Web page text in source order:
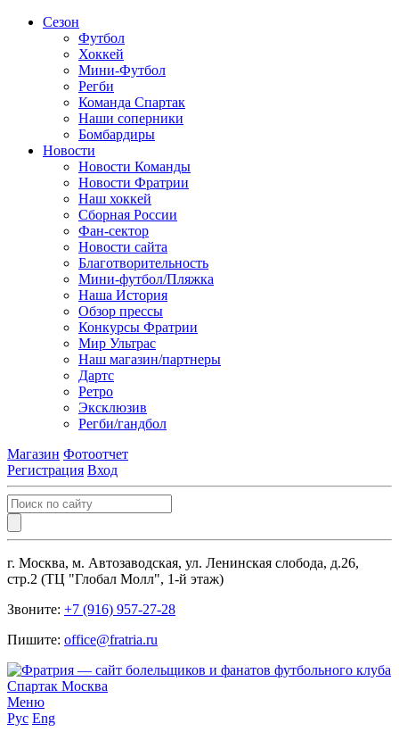
Сезон
Футбол
Хоккей
Мини-Футбол
Регби
Команда Спартак
Наши соперники
Бомбардиры
Новости
Новости Команды
Новости Фратрии
Наш хоккей
Сборная России
Фан-cектор
Новости сайта
Благотворительность
Мини-футбол/Пляжка
Наша История
Обзор прессы
Конкурсы Фратрии
Мир Ультрас
Наш магазин/партнеры
Дартс
Ретро
Эксклюзив
Регби/гандбол
Магазин Фотоотчет
Регистрация Вход
г. Москва, м. Автозаводская, ул. Ленинская слобода, д.26,
стр.2 (ТЦ "Глобал Молл", 1-й этаж)
Звоните: +7 (916) 957-27-28
Пишите: office@fratria.ru
Меню
Рус Eng